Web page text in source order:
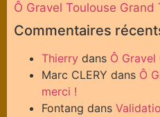
Ô Gravel Toulouse Grand
Commentaires
Thierry dans Ô
Marc CLERY dans Ô
merci !
Fontang dans